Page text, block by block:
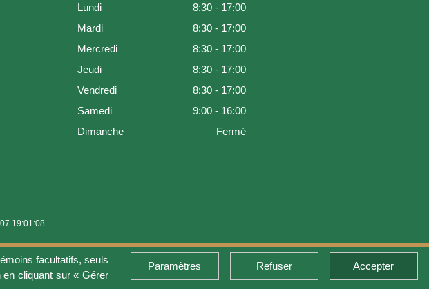
facultatifs, seuls
cliquant sur « Gérer
Paramètres Refuser Accepter
Lundi
8:30 - 17:00
Mardi
8:30 - 17:00
Mercredi
8:30 - 17:00
Jeudi
8:30 - 17:00
Vendredi
8:30 - 17:00
Samedi
9:00 - 16:00
Dimanche
Fermé
19:01:08
de témoins Politique de retour et garantie